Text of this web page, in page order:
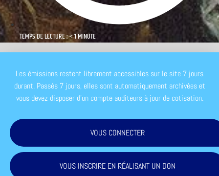
TEMPS DE LECTURE : < 1 MINUTE
Les émissions restent librement accessibles sur le site 7 jours
durant. Passés 7 jours, elles sont automatiquement archivées et
vous devez disposer d'un compte auditeurs à jour de cotisation.
VOUS CONNECTER
VOUS INSCRIRE EN RÉALISANT UN DON